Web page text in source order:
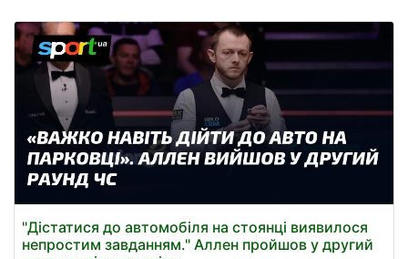
"Дістатися до автомобіля на стоянці виявилося
непростим завданням." Аллен пройшов у другий